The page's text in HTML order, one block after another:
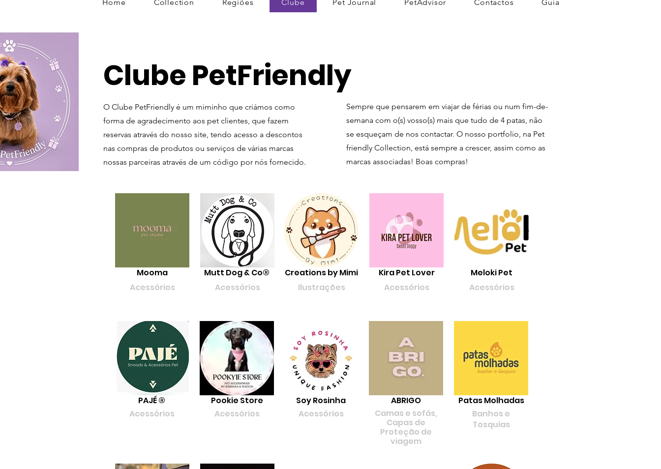
Home Collection Regiões Clube Pet Journal PetAdvisor Contactos Guia
Clube PetFriendly
O Clube PetFriendly é um miminho que criámos como
forma de agradecimento aos pet clientes, que fazem
reservas através do nosso site, tendo acesso a descontos
nas compras de produtos ou serviços de várias marcas
nossas parceiras através de um código por nós fornecido.
Sempre que pensarem em viajar de férias ou num fim-de-
semana com o(s) vosso(s) mais que tudo de 4 patas, não
se esqueçam de nos contactar. O nosso portfolio, na Pet
friendly Collection, está sempre a crescer, assim como as
marcas associadas! Boas compras!
Mooma
Acessórios
Mutt Dog & Co®
Acessórios
Creations by Mimi
Ilustrações
Kira Pet Lover
Acessórios
Meloki Pet
Acessórios
PAJÉ ®
Acessórios
Pookie Store
Acessórios
Soy Rosinha
Acessórios
ABRIGO
Camas e sofás,
Capas de
Proteção de
viagem
Patas Molhadas
Banhos e
Tosquias